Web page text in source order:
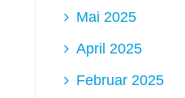
Mai 2025
April 2025
Februar 2025